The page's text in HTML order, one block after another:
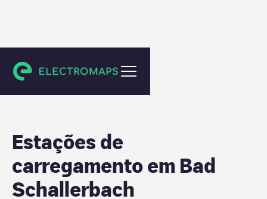
Grieskirchen
Estações de
carregamento em Bad
Schallerbach